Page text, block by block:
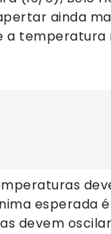
ainda
temperatura
esperada é
devem oscilar